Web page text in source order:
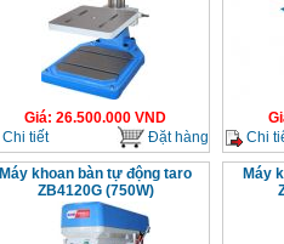
Giá: 26.500.000 VND
Chi tiết
Đặt hàng
Chi
Máy khoan bàn tự động taro
ZB4120G (750W)
Máy